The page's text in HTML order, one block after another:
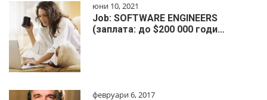
юни 10, 2021
Job: SOFTWARE ENGINEERS
(заплата: до $200 000 годи…
февруари 6, 2017